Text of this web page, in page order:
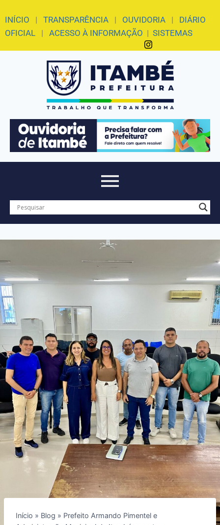
INÍCIO | TRANSPARÊNCIA | OUVIDORIA | DIÁRIO
OFICIAL | ACESSO À INFORMAÇÃO | SISTEMAS
Início » Blog » Prefeito Armando Pimentel e